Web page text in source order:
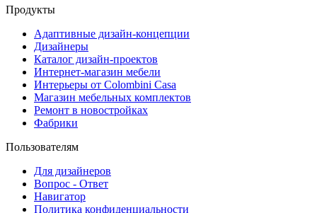
Продукты
Адаптивные дизайн-концепции
Дизайнеры
Каталог дизайн-проектов
Интернет-магазин мебели
Интерьеры от Colombini Casa
Магазин мебельных комплектов
Ремонт в новостройках
Фабрики
Пользователям
Для дизайнеров
Вопрос - Ответ
Навигатор
Политика конфиденциальности